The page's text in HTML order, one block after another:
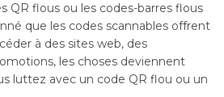
QR flous ou les codes-barres flous
que les codes scannables offrent
à des sites web, des
les choses deviennent
luttez avec un code QR flou ou un